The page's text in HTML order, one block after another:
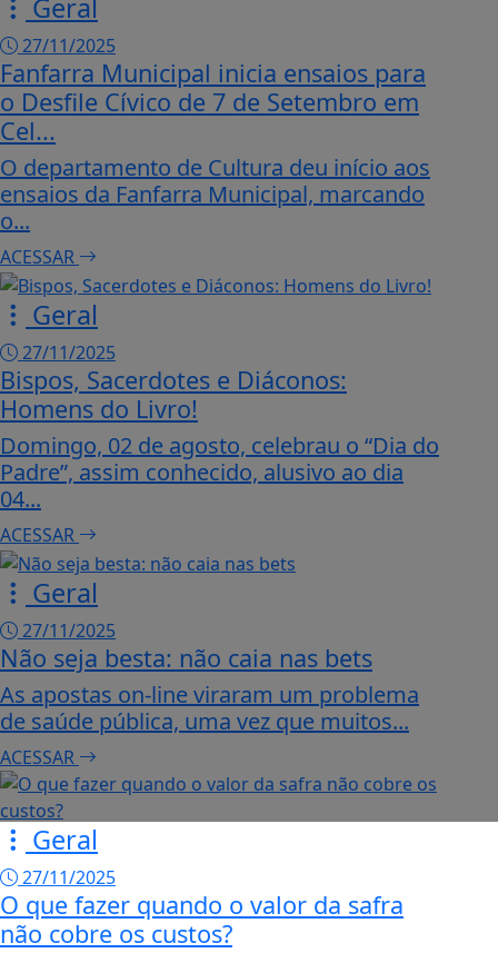
Geral
27/11/2025
Fanfarra Municipal inicia ensaios para
o Desfile Cívico de 7 de Setembro em
Cel...
O departamento de Cultura deu início aos
ensaios da Fanfarra Municipal, marcando
o...
ACESSAR
Geral
27/11/2025
Bispos, Sacerdotes e Diáconos:
Homens do Livro!
Domingo, 02 de agosto, celebrau o “Dia do
Padre”, assim conhecido, alusivo ao dia
04...
ACESSAR
Geral
27/11/2025
Não seja besta: não caia nas bets
As apostas on-line viraram um problema
de saúde pública, uma vez que muitos...
ACESSAR
Geral
27/11/2025
O que fazer quando o valor da safra
não cobre os custos?